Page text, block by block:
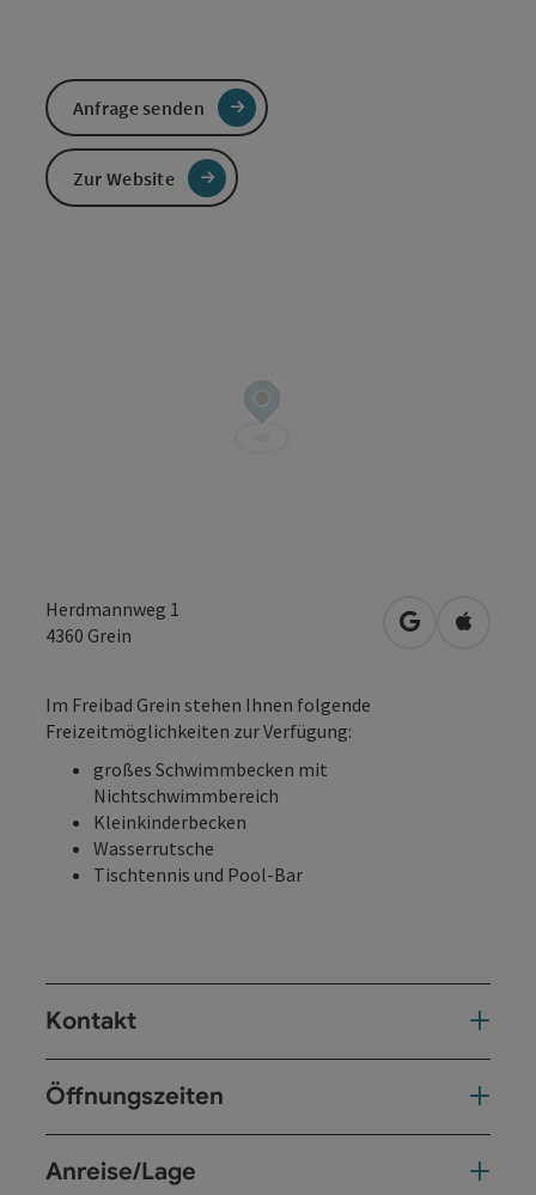
Herdmannweg 1
4360 Grein in Google
in
Im Freibad Grein stehen Ihnen folgende
Freizeitmöglichkeiten zur Verfügung:
großes Schwimmbecken mit
Nichtschwimmbereich
Kleinkinderbecken
Wasserrutsche
Tischtennis und Pool-Bar
Kontakt
Öffnungszeiten
Anreise/Lage
Anfrage senden
Zur Website